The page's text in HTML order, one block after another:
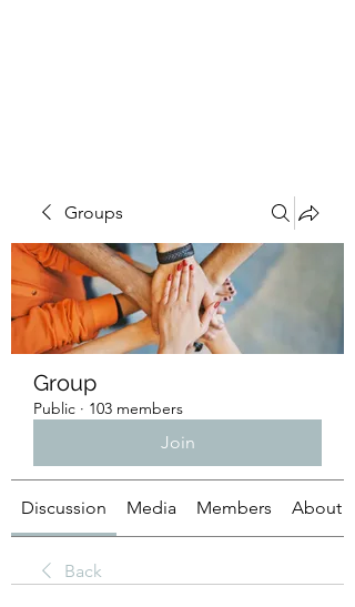
Groups
Group
Public · 103 members
Join
Discussion Media Members About
Back